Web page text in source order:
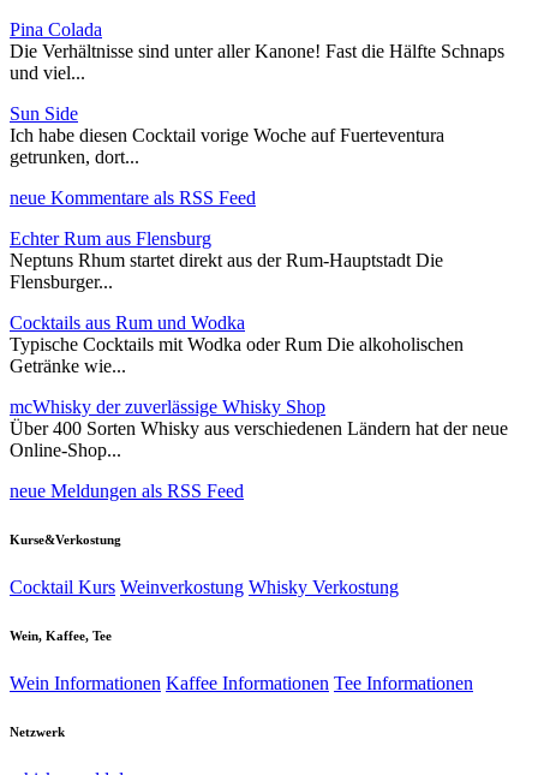
Pina Colada
Die Verhältnisse sind unter aller Kanone! Fast die Hälfte Schnaps
und viel...
Sun Side
Ich habe diesen Cocktail vorige Woche auf Fuerteventura
getrunken, dort...
neue Kommentare als RSS Feed
Echter Rum aus Flensburg
Neptuns Rhum startet direkt aus der Rum-Hauptstadt Die
Flensburger...
Cocktails aus Rum und Wodka
Typische Cocktails mit Wodka oder Rum Die alkoholischen
Getränke wie...
mcWhisky der zuverlässige Whisky Shop
Über 400 Sorten Whisky aus verschiedenen Ländern hat der neue
Online-Shop...
neue Meldungen als RSS Feed
Kurse&Verkostung
Cocktail Kurs Weinverkostung Whisky Verkostung
Wein, Kaffee, Tee
Wein Informationen Kaffee Informationen Tee Informationen
Netzwerk